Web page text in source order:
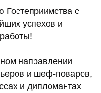
с
успехов и
направлении
и шеф-поваров,
и дипломантах